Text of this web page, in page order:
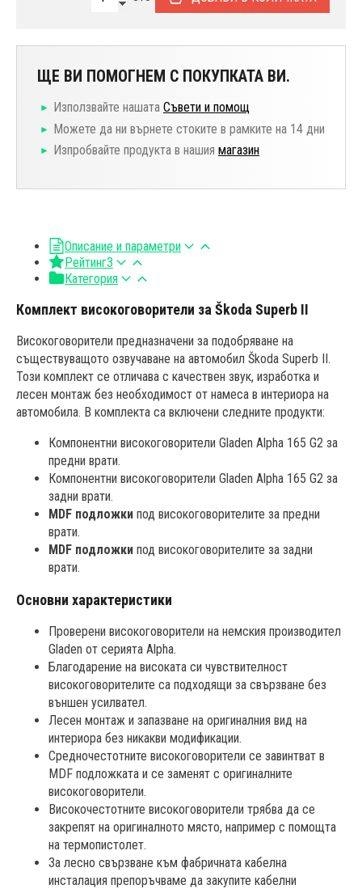
ЩЕ ВИ ПОМОГНЕМ С ПОКУПКАТА ВИ.
Използвайте нашата Съвети и помощ
Можете да ни върнете стоките в рамките на 14 дни
Изпробвайте продукта в нашия магазин
Описание и параметри
Рейтинг3
Категория
Комплект високоговорители за Škoda Superb II
Високоговорители предназначени за подобряване на
съществуващото озвучаване на автомобил Škoda Superb II.
Този комплект се отличава с качествен звук, изработка и
лесен монтаж без необходимост от намеса в интериора на
автомобила. В комплекта са включени следните продукти:
Компонентни високоговорители Gladen Alpha 165 G2 за
предни врати.
Компонентни високоговорители Gladen Alpha 165 G2 за
задни врати.
MDF подложки под високоговорителите за предни
врати.
MDF подложки под високоговорителите за задни
врати.
Основни характеристики
Проверени високоговорители на немския производител
Gladen от серията Alpha.
Благодарение на високата си чувствителност
високоговорителите са подходящи за свързване без
външен усилвател.
Лесен монтаж и запазване на оригиналния вид на
интериора без никакви модификации.
Средночестотните високоговорители се завинтват в
MDF подложката и се заменят с оригиналните
високоговорители.
Високочестотните високоговорители трябва да се
закрепят на оригиналното място, например с помощта
на термопистолет.
За лесно свързване към фабричната кабелна
инсталация препоръчваме да закупите кабелни